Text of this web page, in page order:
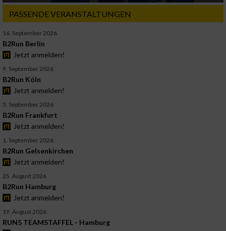
PASSENDE VERANSTALTUNGEN
16. September 2026
B2Run Berlin
Jetzt anmelden!
9. September 2026
B2Run Köln
Jetzt anmelden!
3. September 2026
B2Run Frankfurt
Jetzt anmelden!
1. September 2026
B2Run Gelsenkirchen
Jetzt anmelden!
25. August 2026
B2Run Hamburg
Jetzt anmelden!
19. August 2026
RUN5 TEAMSTAFFEL - Hamburg